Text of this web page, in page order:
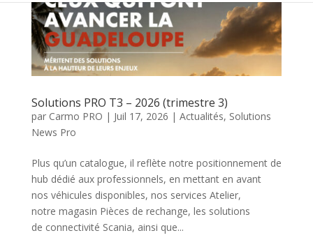
Solutions PRO T3 – 2026 (trimestre 3)
par Carmo PRO | Juil 17, 2026 | Actualités, Solutions
News Pro
Plus qu’un catalogue, il reflète notre positionnement de
hub dédié aux professionnels, en mettant en avant
nos véhicules disponibles, nos services Atelier,
notre magasin Pièces de rechange, les solutions
de connectivité Scania, ainsi que...